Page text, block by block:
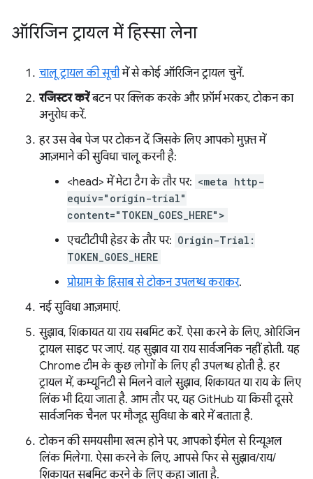
ऑरिजिन ट्रायल में हिस्सा लेना
चालू ट्रायल की सूचीमें से कोई ऑरिजिन ट्रायल चुनें.
रजिस्टर करेंबटन पर क्लिक करके और फ़ॉर्म भरकर, टोकन का
अनुरोध करें.
हर उस वेब पेज पर टोकन दें जिसके लिए आपको मुफ़्त में
आज़माने की सुविधा चालू करनी है:
<head> में मेटा टैग के तौर पर: <meta http-
equiv="origin-trial"
content="TOKEN_GOES_HERE">
एचटीटीपी हेडर के तौर पर: Origin-Trial:
TOKEN_GOES_HERE
प्रोग्राम के हिसाब से टोकन उपलब्ध कराकर.
नई सुविधा आज़माएं.
सुझाव, शिकायत या राय सबमिट करें. ऐसा करने के लिए, ओरिजिन
ट्रायल साइट पर जाएं. यह सुझाव या राय सार्वजनिक नहीं होती. यह
Chrome टीम के कुछ लोगों के लिए ही उपलब्ध होती है. हर
ट्रायल में, कम्यूनिटी से मिलने वाले सुझाव, शिकायत या राय के लिए
लिंक भी दिया जाता है. आम तौर पर, यह GitHub या किसी दूसरे
सार्वजनिक चैनल पर मौजूद सुविधा के बारे में बताता है.
टोकन की समयसीमा खत्म होने पर, आपको ईमेल से रिन्यूअल
लिंक मिलेगा. ऐसा करने के लिए, आपसे फिर से सुझाव/राय/
शिकायत सबमिट करने के लिए कहा जाता है.